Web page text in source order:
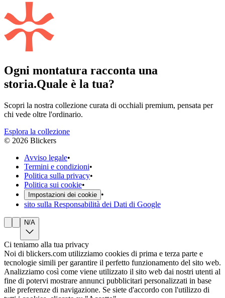
Ogni montatura racconta una
storia.Quale è la tua?
Scopri la nostra collezione curata di occhiali premium, pensata per
chi vede oltre l'ordinario.
Esplora la collezione
© 2026 Blickers
Avviso legale•
Termini e condizioni•
Politica sulla privacy•
Politica sui cookie•
Impostazioni dei cookie •
sito sulla Responsabilità dei Dati di Google
N/A
Ci teniamo alla tua privacy
Noi di blickers.com utilizziamo cookies di prima e terza parte e
tecnologie simili per garantire il perfetto funzionamento del sito web.
Analizziamo così come viene utilizzato il sito web dai nostri utenti al
fine di potervi mostrare annunci pubblicitari personalizzati in base
alle preferenze di navigazione. Se siete d'accordo con l'utilizzo di